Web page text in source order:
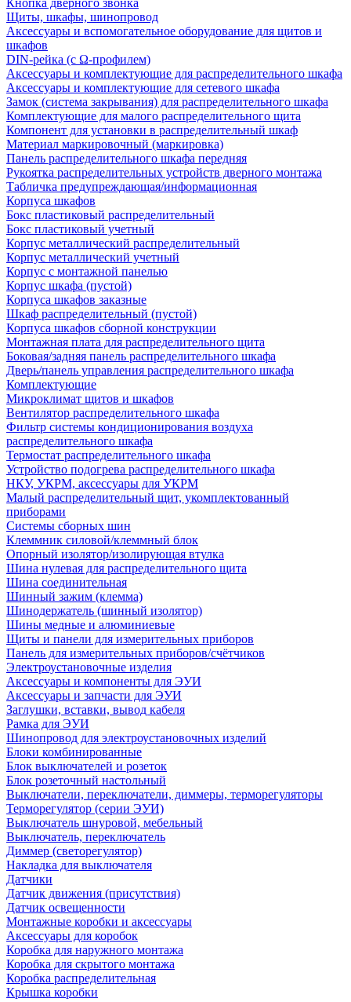
Кнопка дверного звонка
Щиты, шкафы, шинопровод
Аксессуары и вспомогательное оборудование для щитов и
шкафов
DIN-рейка (с Ω-профилем)
Аксессуары и комплектующие для распределительного шкафа
Аксессуары и комплектующие для сетевого шкафа
Замок (система закрывания) для распределительного шкафа
Комплектующие для малого распределительного щита
Компонент для установки в распределительный шкаф
Материал маркировочный (маркировка)
Панель распределительного шкафа передняя
Рукоятка распределительных устройств дверного монтажа
Табличка предупреждающая/информационная
Корпуса шкафов
Бокс пластиковый распределительный
Бокс пластиковый учетный
Корпус металлический распределительный
Корпус металлический учетный
Корпус с монтажной панелью
Корпус шкафа (пустой)
Корпуса шкафов заказные
Шкаф распределительный (пустой)
Корпуса шкафов сборной конструкции
Монтажная плата для распределительного щита
Боковая/задняя панель распределительного шкафа
Дверь/панель управления распределительного шкафа
Комплектующие
Микроклимат щитов и шкафов
Вентилятор распределительного шкафа
Фильтр системы кондиционирования воздуха
распределительного шкафа
Термостат распределительного шкафа
Устройство подогрева распределительного шкафа
НКУ, УКРМ, аксессуары для УКРМ
Малый распределительный щит, укомплектованный
приборами
Системы сборных шин
Клеммник силовой/клеммный блок
Опорный изолятор/изолирующая втулка
Шина нулевая для распределительного щита
Шина соединительная
Шинный зажим (клемма)
Шинодержатель (шинный изолятор)
Шины медные и алюминиевые
Щиты и панели для измерительных приборов
Панель для измерительных приборов/счётчиков
Электроустановочные изделия
Аксессуары и компоненты для ЭУИ
Аксессуары и запчасти для ЭУИ
Заглушки, вставки, вывод кабеля
Рамка для ЭУИ
Шинопровод для электроустановочных изделий
Блоки комбинированные
Блок выключателей и розеток
Блок розеточный настольный
Выключатели, переключатели, диммеры, терморегуляторы
Терморегулятор (серии ЭУИ)
Выключатель шнуровой, мебельный
Выключатель, переключатель
Диммер (светорегулятор)
Накладка для выключателя
Датчики
Датчик движения (присутствия)
Датчик освещенности
Монтажные коробки и аксессуары
Аксессуары для коробок
Коробка для наружного монтажа
Коробка для скрытого монтажа
Коробка распределительная
Крышка коробки